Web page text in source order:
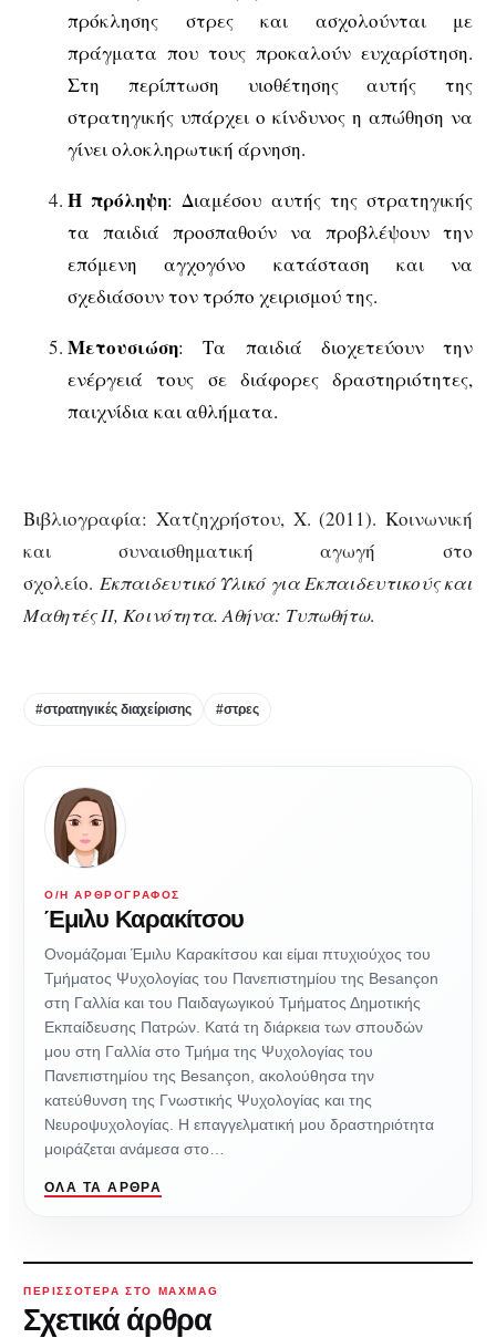
πρόκλησης στρες και ασχολούνται με
πράγματα που τους προκαλούν ευχαρίστηση.
Στη περίπτωση υιοθέτησης αυτής της
στρατηγικής υπάρχει ο κίνδυνος η απώθηση να
γίνει ολοκληρωτική άρνηση.
Η πρόληψη: Διαμέσου αυτής της στρατηγικής
τα παιδιά προσπαθούν να προβλέψουν την
επόμενη αγχογόνο κατάσταση και να
σχεδιάσουν τον τρόπο χειρισμού της.
Μετουσιώση: Τα παιδιά διοχετεύουν την
ενέργειά τους σε διάφορες δραστηριότητες,
παιχνίδια και αθλήματα.
Βιβλιογραφία: Χατζηχρήστου, Χ. (2011). Κοινωνική
και συναισθηματική αγωγή στο
σχολείο. Εκπαιδευτικό Υλικό για Εκπαιδευτικούς και
Μαθητές ΙΙ, Κοινότητα. Αθήνα: Τυπωθήτω.
#στρατηγικές διαχείρισης #στρες
Ο/Η ΑΡΘΡΟΓΡΆΦΟΣ
Έμιλυ Καρακίτσου
Ονομάζομαι Έμιλυ Καρακίτσου και είμαι πτυχιούχος του
Τμήματος Ψυχολογίας του Πανεπιστημίου της Besançon
στη Γαλλία και του Παιδαγωγικού Τμήματος Δημοτικής
Εκπαίδευσης Πατρών. Κατά τη διάρκεια των σπουδών
μου στη Γαλλία στο Τμήμα της Ψυχολογίας του
Πανεπιστημίου της Besançon, ακολούθησα την
κατεύθυνση της Γνωστικής Ψυχολογίας και της
Νευροψυχολογίας. Η επαγγελματική μου δραστηριότητα
μοιράζεται ανάμεσα στο…
ΌΛΑ ΤΑ ΆΡΘΡΑ
ΠΕΡΙΣΣΌΤΕΡΑ ΣΤΟ MAXMAG
Σχετικά άρθρα